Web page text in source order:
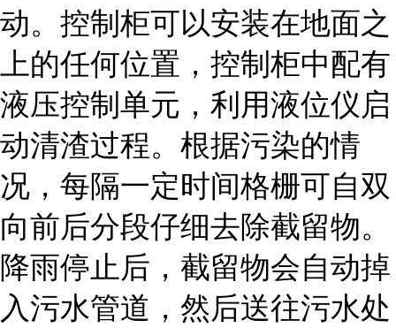
动。控制柜可以安装在地面之
上的任何位置，控制柜中配有
液压控制单元，利用液位仪启
动清渣过程。根据污染的情
况，每隔一定时间格栅可自双
向前后分段仔细去除截留物。
降雨停止后，截留物会自动掉
入污水管道，然后送往污水处